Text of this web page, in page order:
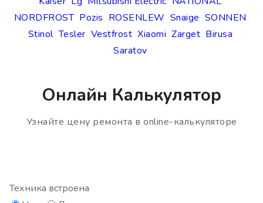
NORDFROST Pozis ROSENLEW Snaige SONNEN
Stinol Tesler Vestfrost Xiaomi Zarget Birusa
Saratov
Онлайн Калькулятор
Узнайте цену ремонта в online-калькуляторе
Техника встроена